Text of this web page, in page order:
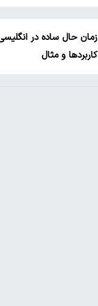
زمان حال ساده در
کاربردها و مثال